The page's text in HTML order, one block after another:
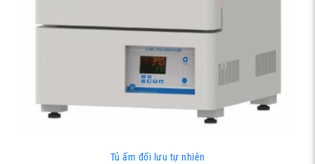
Tủ ấm đối lưu tự nhiên